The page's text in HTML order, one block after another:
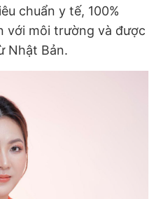
chuẩn y tế, 100%
với môi trường và được
Nhật Bản.